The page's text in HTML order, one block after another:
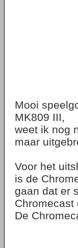
Mooi
MK809 III,
weet ik nog
maar
Voor het
is de
gaan dat er
Chromecast
De